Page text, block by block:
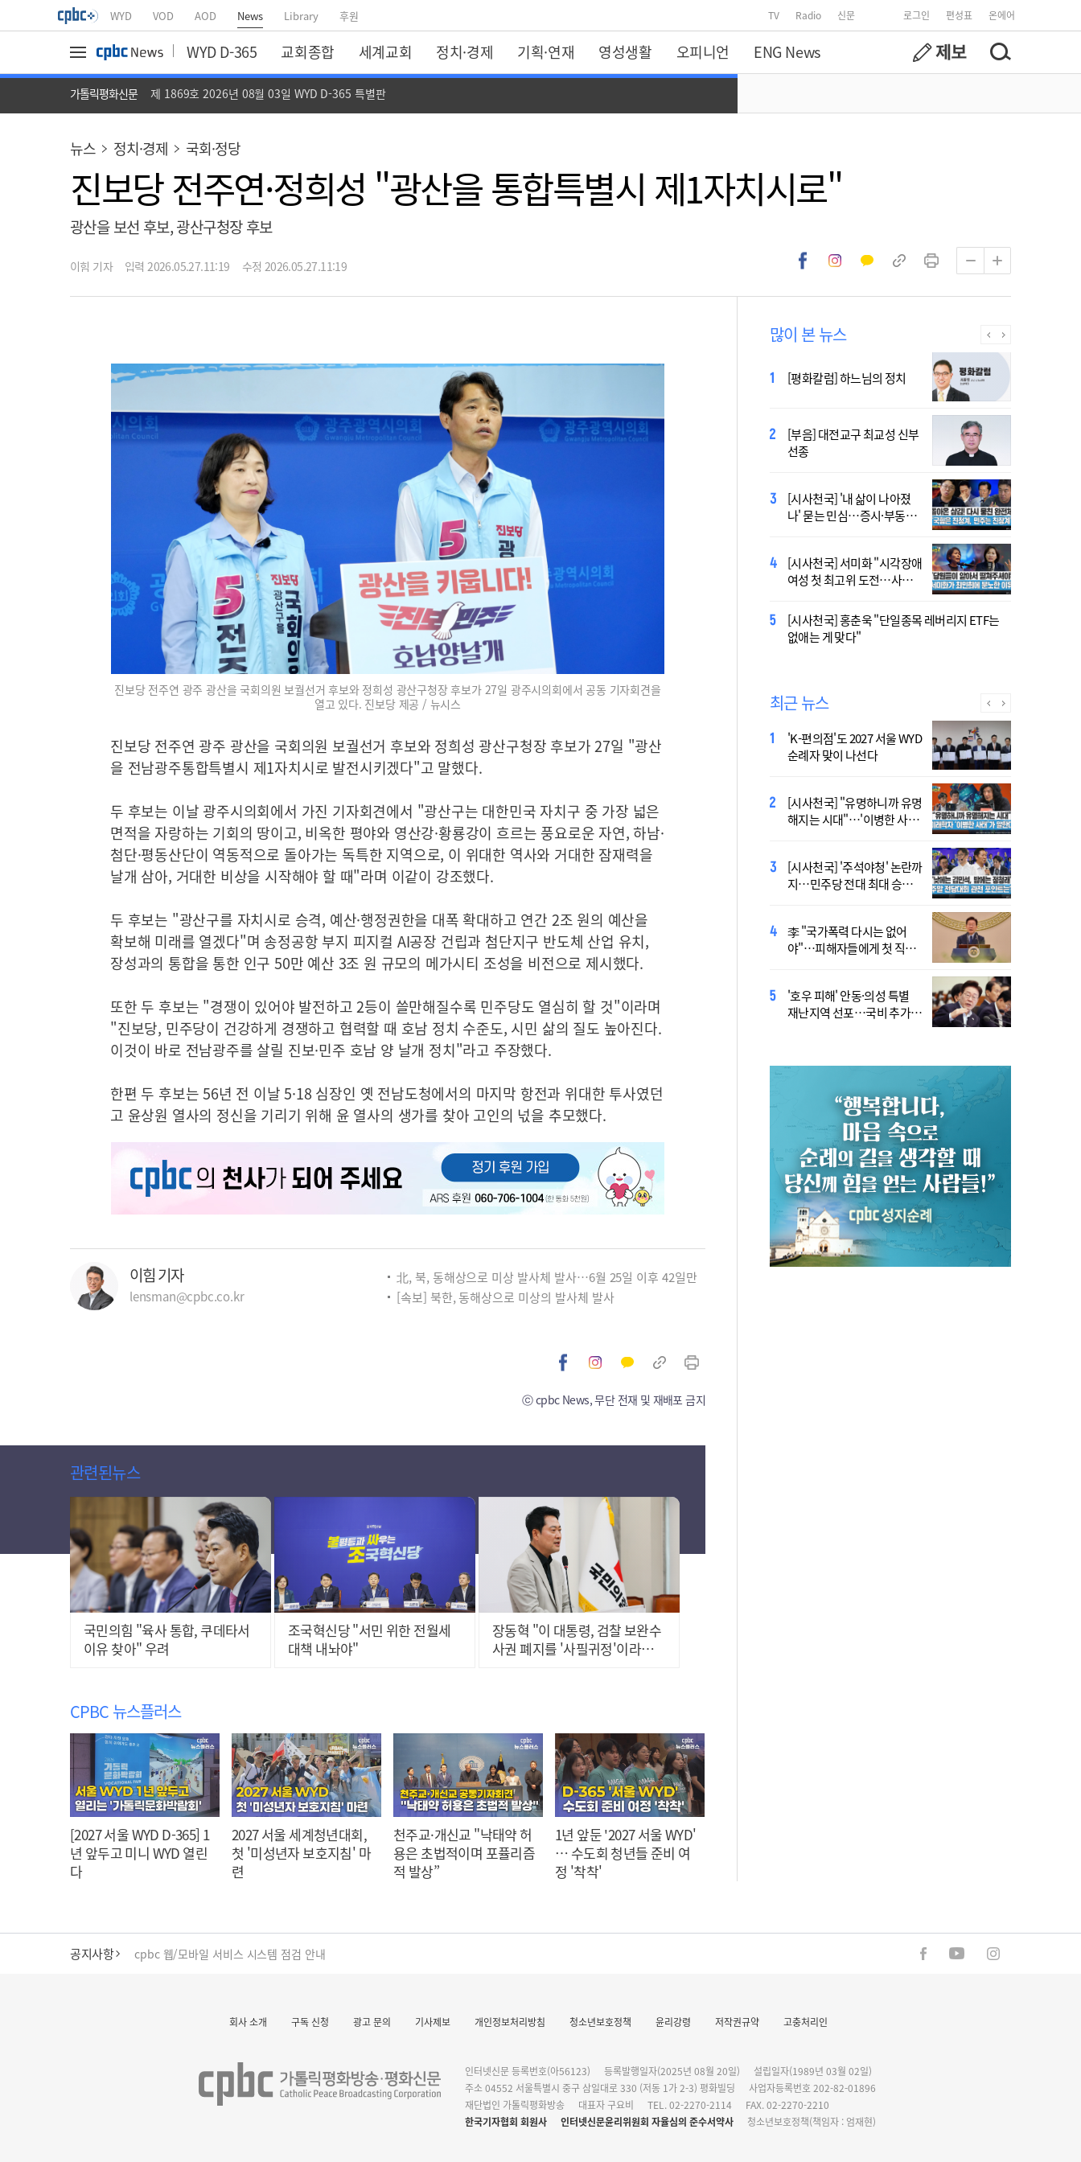
WYD VOD AOD News Library 후원 TV Radio 신문 로그인 편성표 온에어
WYD D-365 교회종합 세계교회 정치·경제 기획·연재 영성생활 오피니언 ENG News
가톨릭평화신문 제 1869호 2026년 08월 03일 WYD D-365 특별판
뉴스 정치·경제 국회·정당
진보당 전주연·정희성 "광산을 통합특별시 제1자치시로"
광산을 보선 후보, 광산구청장 후보
이힘 기자 입력 2026.05.27.11:19 수정 2026.05.27.11:19
진보당 전주연 광주 광산을 국회의원 보궐선거 후보와 정희성 광산구청장 후보가 27일 광주시의회에서 공동 기자회견을
열고 있다. 진보당 제공 / 뉴시스
진보당 전주연 광주 광산을 국회의원 보궐선거 후보와 정희성 광산구청장 후보가 27일 "광산
을 전남광주통합특별시 제1자치시로 발전시키겠다"고 말했다.
두 후보는 이날 광주시의회에서 가진 기자회견에서 "광산구는 대한민국 자치구 중 가장 넓은
면적을 자랑하는 기회의 땅이고, 비옥한 평야와 영산강·황룡강이 흐르는 풍요로운 자연, 하남·
첨단·평동산단이 역동적으로 돌아가는 독특한 지역으로, 이 위대한 역사와 거대한 잠재력을
날개 삼아, 거대한 비상을 시작해야 할 때"라며 이같이 강조했다.
두 후보는 "광산구를 자치시로 승격, 예산·행정권한을 대폭 확대하고 연간 2조 원의 예산을
확보해 미래를 열겠다"며 송정공항 부지 피지컬 AI공장 건립과 첨단지구 반도체 산업 유치,
장성과의 통합을 통한 인구 50만 예산 3조 원 규모의 메가시티 조성을 비전으로 제시했다.
또한 두 후보는 "경쟁이 있어야 발전하고 2등이 쓸만해질수록 민주당도 열심히 할 것"이라며
"진보당, 민주당이 건강하게 경쟁하고 협력할 때 호남 정치 수준도, 시민 삶의 질도 높아진다.
이것이 바로 전남광주를 살릴 진보·민주 호남 양 날개 정치"라고 주장했다.
한편 두 후보는 56년 전 이날 5·18 심장인 옛 전남도청에서의 마지막 항전과 위대한 투사였던
고 윤상원 열사의 정신을 기리기 위해 윤 열사의 생가를 찾아 고인의 넋을 추모했다.
이힘 기자
lensman@cpbc.co.kr
北, 북, 동해상으로 미상 발사체 발사…6월 25일 이후 42일만
[속보] 북한, 동해상으로 미상의 발사체 발사
ⓒ cpbc News, 무단 전재 및 재배포 금지
관련된뉴스
국민의힘 "육사 통합, 쿠데타서
이유 찾아" 우려
조국혁신당 "서민 위한 전월세
대책 내놔야"
장동혁 "이 대통령, 검찰 보완수
사권 폐지를 '사필귀정'이라
CPBC 뉴스플러스
[2027 서울 WYD D-365] 1
년 앞두고 미니 WYD 열린
다
2027 서울 세계청년대회,
첫 '미성년자 보호지침' 마
련
천주교·개신교 "낙태약 허
용은 초법적이며 포퓰리즘
적 발상”
1년 앞둔 '2027 서울 WYD'
… 수도회 청년들 준비 여
정 '착착'
많이 본 뉴스
[평화칼럼] 하느님의 정치
[부음] 대전교구 최교성 신부
선종
[시사천국] '내 삶이 나아졌
나' 묻는 민심…증시·부동산
[시사천국] 서미화 "시각장애
여성 첫 최고위 도전…사회
[시사천국] 홍춘욱 "단일종목 레버리지 ETF는
없애는 게 맞다"
2027 서울 WYD 공식 주제가
오늘 공개…한국인 곡 선정
2027 서울 세계청년대회 주
제가 공개…희망의 선율 울
대전신학교 유학 사제, 중국
최연소 주교 됐다
433곡 뚫은 한국 청년의 노
래…2027 서울 WYD 공식 주
[시사천국] 서범수 '돌려차기'
발언 파장…"사석에서도 안
최근 뉴스
'K-편의점'도 2027 서울 WYD
순례자 맞이 나선다
[시사천국] "유명하니까 유명
해지는 시대"…'이병한 사
[시사천국] '주석야청' 논란까
지…민주당 전대 최대 승부
李 "국가폭력 다시는 없어
야"…피해자들에게 첫 직접
'호우 피해' 안동·의성 특별
재난지역 선포…국비 추가
폭염 '뉴 노멀' 시대..."한 단계
높은 수준의 폭염"
[사제인사] 안동교구, 10일
부
'식중독 발생 9월이 가장 많
아'
정동영 "'조선' 호명 부르기
공론화 후에"…원로들 "이름
Official Theme Song for
WYD Seoul 2027 Released
공지사항 cpbc 웹/모바일 서비스 시스템 점검 안내
회사 소개 구독 신청 광고 문의 기사제보 개인정보처리방침 청소년보호정책 윤리강령 저작권규약 고충처리인
인터넷신문 등록번호(아56123) 등록발행일자(2025년 08월 20일)
설립일자(1989년 03월 02일)
주소 04552 서울특별시 중구 삼일대로 330 (저동 1가 2-3) 평화빌딩
사업자등록번호 202-82-01896
재단법인 가톨릭평화방송
대표자 구요비 TEL. 02-2270-2114
FAX. 02-2270-2210
한국기자협회 회원사
인터넷신문윤리위원회 자율심의 준수서약사 청소년보호정책(책임자 : 엄재현)